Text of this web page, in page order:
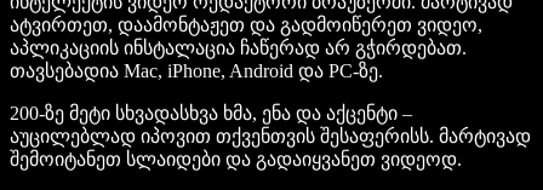
ატვირთეთ, დაამონტაჟეთ და გადმოიწერეთ ვიდეო,
აპლიკაციის ინსტალაცია ჩაწერად არ გჭირდებათ.
თავსებადია Mac, iPhone, Android და PC-ზე.
200-ზე მეტი სხვადასხვა ხმა, ენა და აქცენტი –
აუცილებლად იპოვით თქვენთვის შესაფერისს. მარტივად
შემოიტანეთ სლაიდები და გადაიყვანეთ ვიდეოდ.